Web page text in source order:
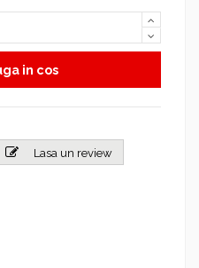
in cos
Lasa un review